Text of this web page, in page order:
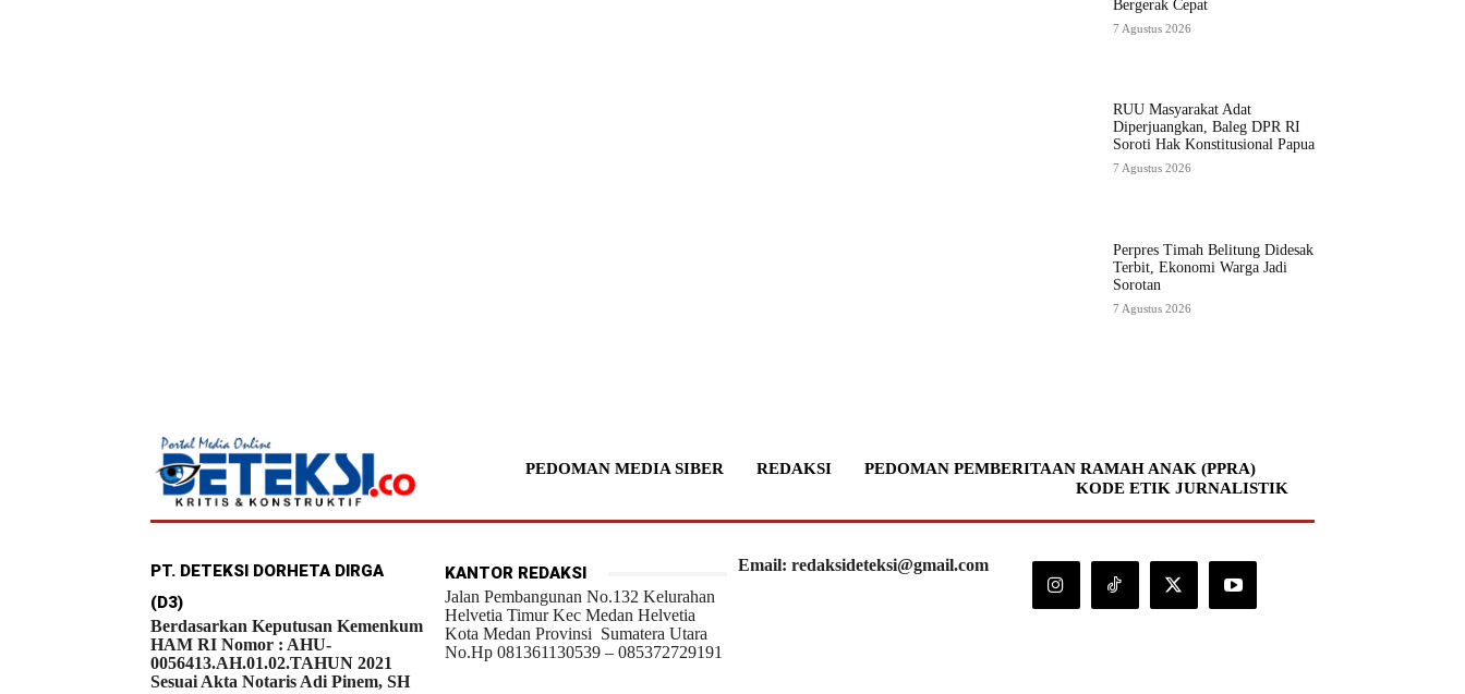
Bergerak Cepat
7 Agustus 2026
RUU Masyarakat Adat
Diperjuangkan, Baleg DPR RI
Soroti Hak Konstitusional Papua
7 Agustus 2026
Perpres Timah Belitung Didesak
Terbit, Ekonomi Warga Jadi
Sorotan
7 Agustus 2026
PEDOMAN MEDIA SIBER REDAKSI
PEDOMAN PEMBERITAAN RAMAH ANAK (PPRA)
KODE ETIK JURNALISTIK
PT. DETEKSI DORHETA DIRGA
(D3)
Berdasarkan Keputusan Kemenkum
HAM RI Nomor : AHU-
0056413.AH.01.02.TAHUN 2021
Sesuai Akta Notaris Adi Pinem, SH
KANTOR REDAKSI
Jalan Pembangunan No.132 Kelurahan
Helvetia Timur Kec Medan Helvetia
Kota Medan Provinsi Sumatera Utara
No.Hp 081361130539 – 085372729191
Email: redaksideteksi@gmail.com